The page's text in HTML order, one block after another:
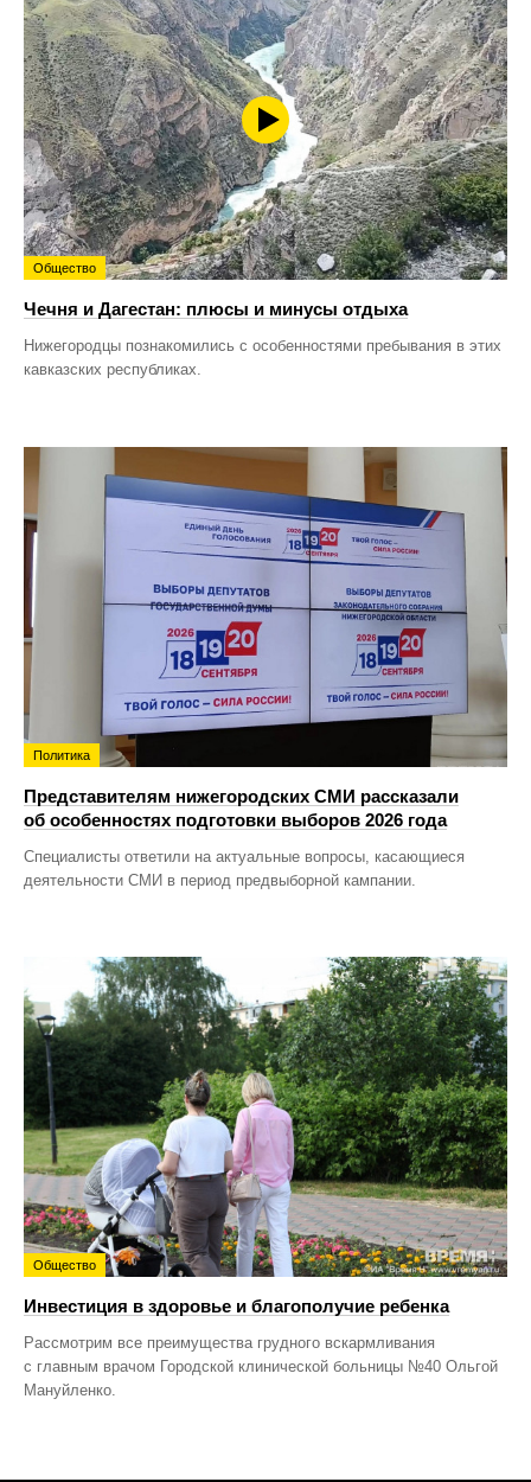
Общество
Чечня и Дагестан: плюсы и минусы отдыха
Нижегородцы познакомились с особенностями пребывания в этих
кавказских республиках.
Политика
Представителям нижегородских СМИ рассказали
об особенностях подготовки выборов 2026 года
Специалисты ответили на актуальные вопросы, касающиеся
деятельности СМИ в период предвыборной кампании.
Общество
Инвестиция в здоровье и благополучие ребенка
Рассмотрим все преимущества грудного вскармливания
с главным врачом Городской клинической больницы №40 Ольгой
Мануйленко.